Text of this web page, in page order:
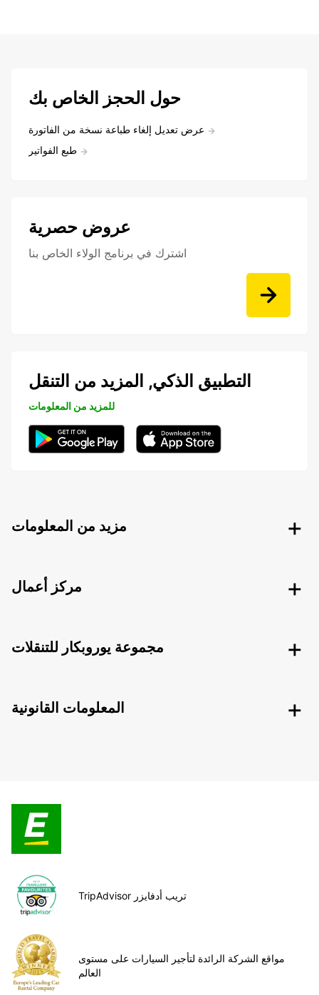
حول الحجز الخاص بك
عرض تعديل إلغاء طباعة نسخة من الفاتورة
طبع الفواتير
عروض حصرية
اشترك في برنامج الولاء الخاص بنا
التطبيق الذكي, المزيد من التنقل
للمزيد من المعلومات
مزيد من المعلومات
مركز أعمال
مجموعة يوروبكار للتنقلات
المعلومات القانونية
TripAdvisor تريب أدفايزر
مواقع الشركة الرائدة لتأجير السيارات على مستوى
العالم